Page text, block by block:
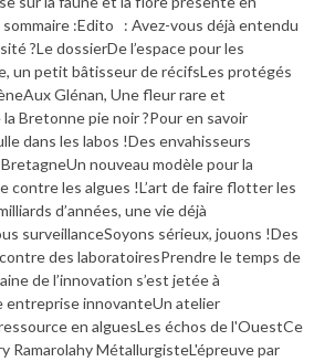
:Edito : Avez-vous déjà entendu
?Le dossierDe l’espace pour les
un petit bâtisseur de récifsLes protégés
Glénan, Une fleur rare et
Bretonne pie noir ?Pour en savoir
dans les labos !Des envahisseurs
nouveau modèle pour la
contre les algues !L’art de faire flotter les
d’années, une vie déjà
surveillanceSoyons sérieux, jouons !Des
des laboratoiresPrendre le temps de
de l’innovation s’est jetée à
entreprise innovanteUn atelier
en alguesLes échos de l'OuestCe
Ramarolahy MétallurgisteL'épreuve par